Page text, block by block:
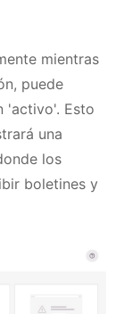
mientras
puede
'activo'. Esto
una
los
boletines y